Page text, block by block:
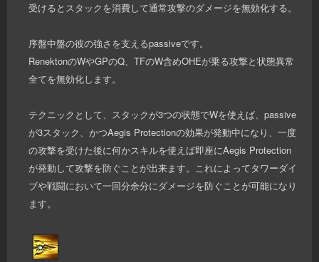
受けるとスタックを消費して通常攻撃のダメージを無効化する。
序盤中盤の彼の強さを支えるpassiveです。
RenektonのWやGPのQ、TFのW含めOHEが乗る攻撃と状態異常
全てを無効化します。
テクニックとして、スタックが3つの状態でWを使えば、passive
が3スタック、かつAegis Protectionの効果が発動中になり、一度
の攻撃を受けた後に何かスキルを使えば即座にAegis Protection
が発動して攻撃を防ぐことが出来ます。これによってタワーダイ
ブや戦闘において一回分余分にダメージを防ぐことが可能になり
ます。